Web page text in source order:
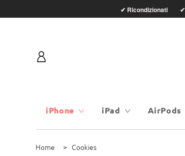
✔ Ricondizionati ✔
iPhone iPad AirPods
Home Cookies